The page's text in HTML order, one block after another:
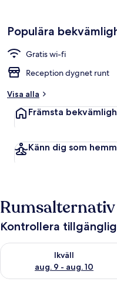
Populära
Gratis wi-fi
Reception dygnet runt
Visa alla
Främsta
Känn dig som
Rumsalternativ
Kontrollera
Ikväll
aug. 9 - aug. 10
Kontrollera tillgängligheten